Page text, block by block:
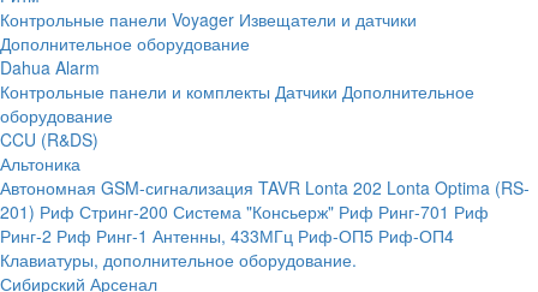
Контрольные панели Voyager Извещатели и датчики
Дополнительное оборудование
Dahua Alarm
Контрольные панели и комплекты Датчики Дополнительное
оборудование
CCU (R&DS)
Альтоника
Автономная GSM-сигнализация TAVR Lonta 202 Lonta Optima (RS-
201) Риф Стринг-200 Система "Консьерж" Риф Ринг-701 Риф
Ринг-2 Риф Ринг-1 Антенны, 433МГц Риф-ОП5 Риф-ОП4
Клавиатуры, дополнительное оборудование.
Сибирский Арсенал